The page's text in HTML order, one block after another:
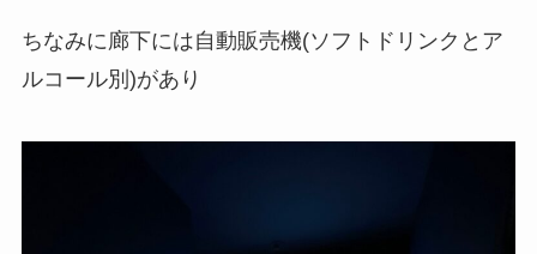
ちなみに廊下には自動販売機(ソフトドリンクとア
ルコール別)があり